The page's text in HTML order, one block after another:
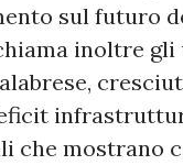
sul futuro
inoltre
che mostrano